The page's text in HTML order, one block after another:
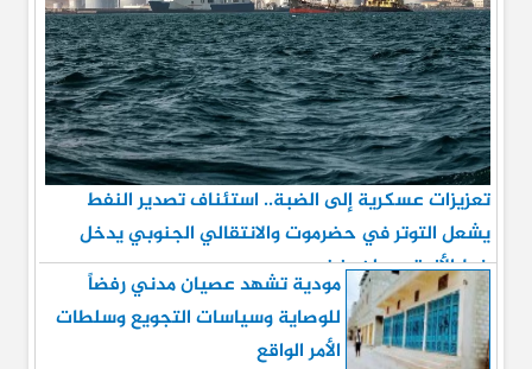
تعزيزات عسكرية إلى الضبة.. استئناف تصدير النفط
يشعل التوتر في حضرموت والانتقالي الجنوبي يدخل
خط الأزمة ويعلن رفضه
مودية تشهد عصيان مدني رفضاً
للوصاية وسياسات التجويع وسلطات
الأمر الواقع